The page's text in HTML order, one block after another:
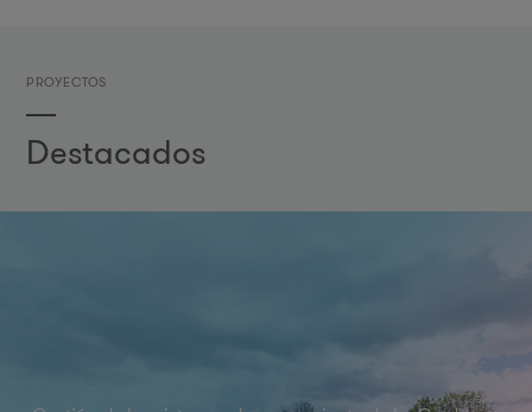
PROYECTOS
Destacados